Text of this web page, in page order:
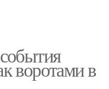
воротами в